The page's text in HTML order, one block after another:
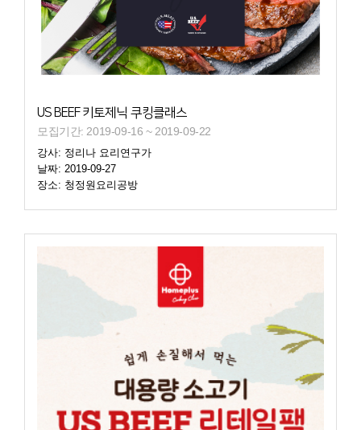
US BEEF 키토제닉 쿠킹클래스
모집기간: 2019-09-16 ~ 2019-09-22
강사: 정리나 요리연구가
날짜: 2019-09-27
장소: 청정원요리공방